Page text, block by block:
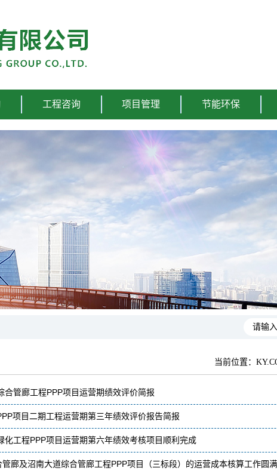
工程咨询 项目管理 节能环保
当前位置：
合管廊工程PPP项目运营期绩效评价简报
项目二期工程运营期第三年绩效评价报告简报
化工程PPP项目运营期第六年绩效考核项目顺利完成
廊及沼南大道综合管廊工程PPP项目（三标段）的运营成本核算工作圆